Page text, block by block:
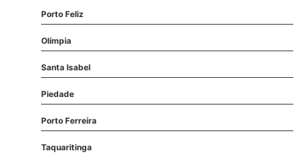
Porto Feliz
Olímpia
Santa Isabel
Piedade
Porto Ferreira
Taquaritinga